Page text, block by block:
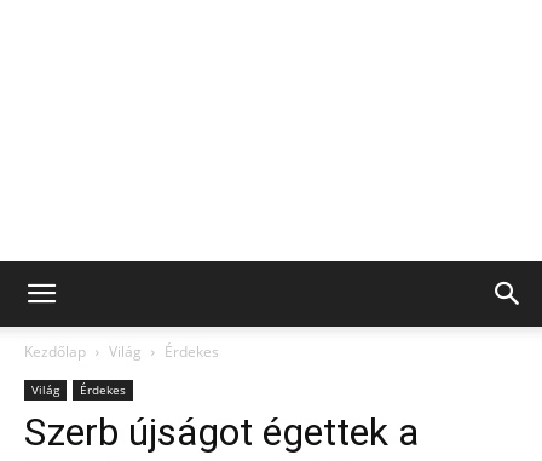
Kezdőlap Világ Érdekes
Világ Érdekes
Szerb újságot égettek a